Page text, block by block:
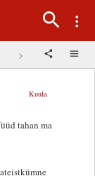
>
Kuula
tahan ma